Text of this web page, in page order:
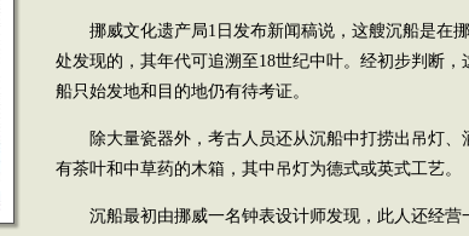
挪威文化遗产局1日发布新闻稿说，这艘沉船是在挪
处发现的，其年代可追溯至18世纪中叶。经初步判断，
船只始发地和目的地仍有待考证。
除大量瓷器外，考古人员还从沉船中打捞出吊灯、
有茶叶和中草药的木箱，其中吊灯为德式或英式工艺。
沉船最初由挪威一名钟表设计师发现，此人还经营